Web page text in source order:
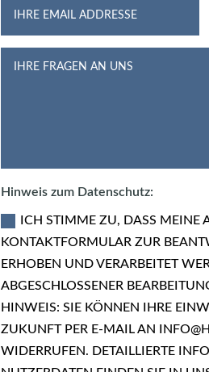
Hinweis zum Datenschutz:
ICH STIMME ZU, DASS MEINE
KONTAKTFORMULAR ZUR
ERHOBEN UND VERARBEITET
ABGESCHLOSSENER
HINWEIS: SIE KÖNNEN IHRE
ZUKUNFT PER E-MAIL AN
WIDERRUFEN. DETAILLIERTE